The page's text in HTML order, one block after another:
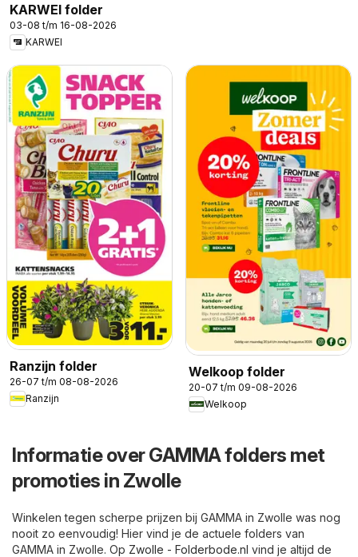
KARWEI folder
03-08 t/m 16-08-2026
KARWEI
Ranzijn folder
26-07 t/m 08-08-2026
Ranzijn
Welkoop folder
20-07 t/m 09-08-2026
Welkoop
Informatie over GAMMA folders met
promoties in Zwolle
Winkelen tegen scherpe prijzen bij GAMMA in Zwolle was nog
nooit zo eenvoudig! Hier vind je de actuele folders van
GAMMA in Zwolle. Op Zwolle - Folderbode.nl vind je altijd de